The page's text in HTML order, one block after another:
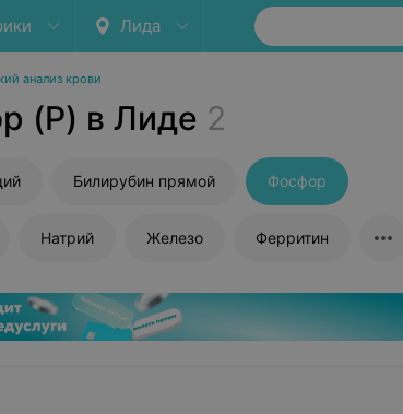
Лида
анализ крови
(P) в Лиде 2
Билирубин прямой Фосфор
Натрий Железо Ферритин